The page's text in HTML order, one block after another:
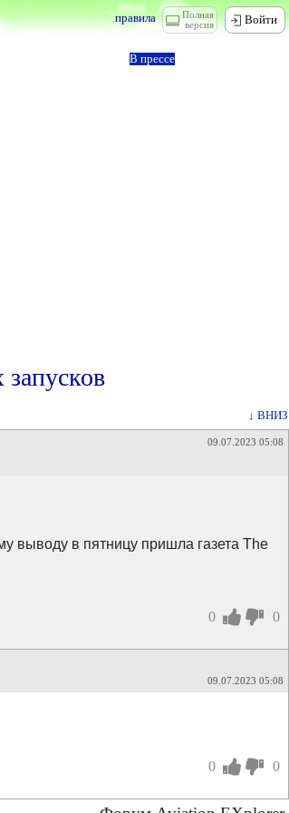
Полная
версия
правила Войти
В прессе
↓ ВНИЗ
09.07.2023 05:08
выводу в пятницу пришла газета The
0 0
09.07.2023 05:08
0 0